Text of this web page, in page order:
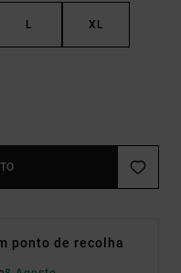
L XL
ponto de recolha